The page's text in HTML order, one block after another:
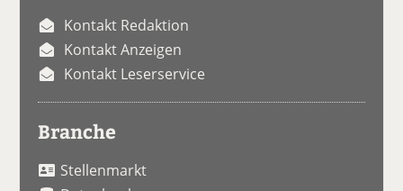
Kontakt Redaktion
Kontakt Anzeigen
Kontakt Leserservice
Branche
Stellenmarkt